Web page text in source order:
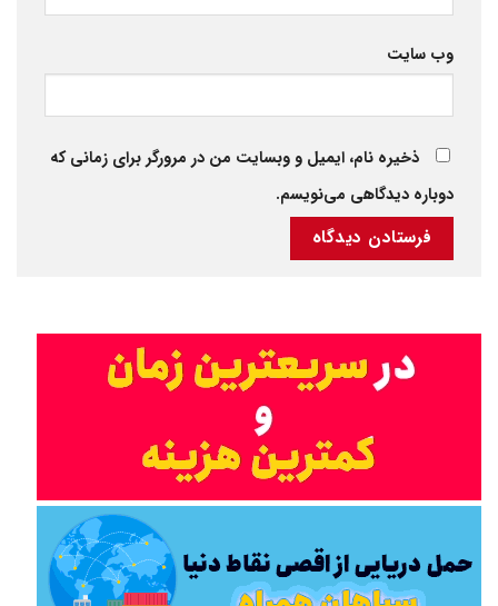
وب‌ سایت
ذخیره نام، ایمیل و وبسایت من در مرورگر برای زمانی که
دوباره دیدگاهی می‌نویسم.